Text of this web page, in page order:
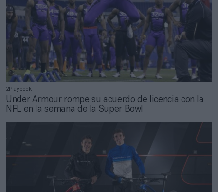
2Playbook
Under Armour rompe su acuerdo de licencia con la
NFL en la semana de la Super Bowl